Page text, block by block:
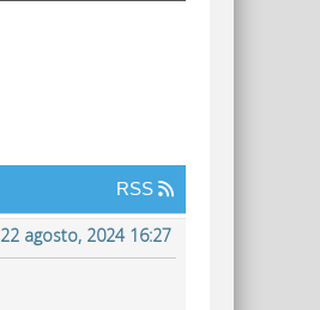
RSS
22 agosto, 2024 16:27